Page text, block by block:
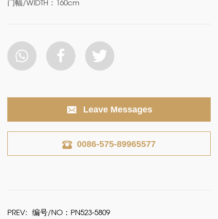
门幅/WIDTH：160cm
Leave Messages
0086-575-89965577
PREV: 编号/NO：PN523-5809